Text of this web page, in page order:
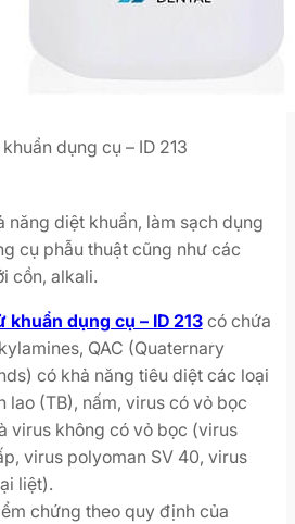
dụng cụ – ID 213
năng diệt khuẩn, làm sạch dụng
cụ phẫu thuật cũng như các
cồn, alkali.
dụng cụ – ID 213có chứa
QAC (Quaternary
có khả năng tiêu diệt các loại
lao (TB), nấm, virus có vỏ bọc
virus không có vỏ bọc (virus
virus polyoman SV 40, virus
liệt).
chứng theo quy định của